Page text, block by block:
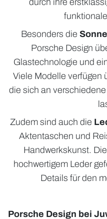
durch ihre
Besonders die
Porsche Design
Glastechnologie und
Viele Modelle verfügen
die sich an
Zudem sind auch die
Aktentaschen und
Handwerkskunst.
hochwertigem Leder
Details für den
Porsche Design bei